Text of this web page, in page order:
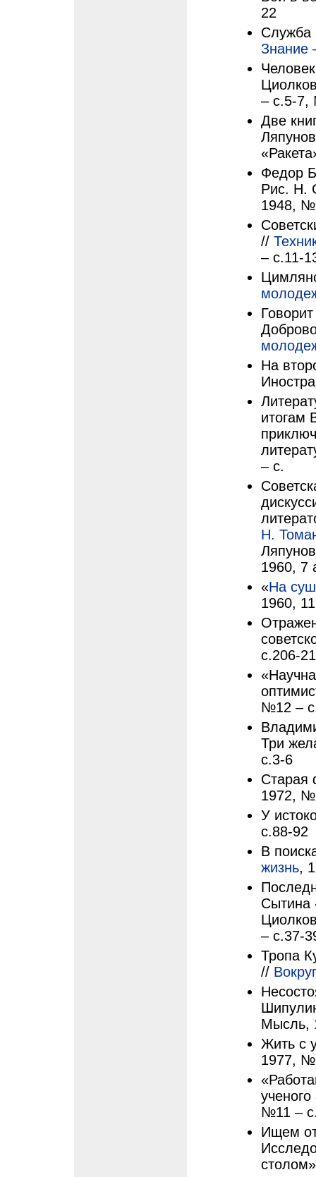
22
Служба
Знание
– с.5-7,
Две
Федор
Рис. Н.
1948,
//
– с.11-
На
итогам
– с.
Н.
1960, 7
«На
1960,
с.206-
№12 –
Три
с.3-6
Старая
1972,
У
с.88-92
В
жизнь,
Сытина
– с.37-
Тропа
//
Мысль,
Жить с
1977,
№11 –
Ищем